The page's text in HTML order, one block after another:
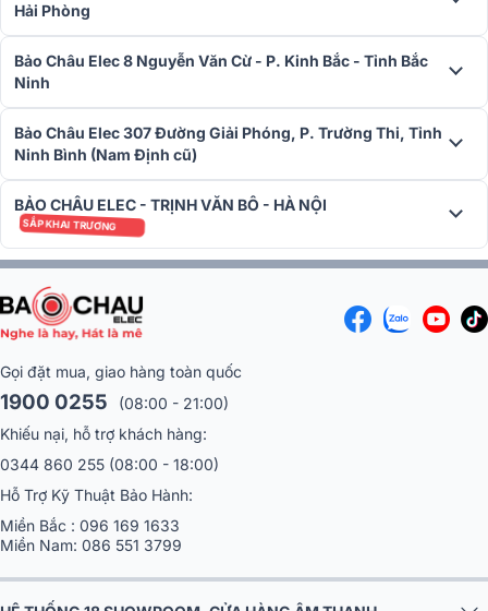
Mặt bên MC901 được trang trí với phù hiệu hãng McIntosh nhôm
đúc kiểu cổ điển. Hai núm chỉnh McIntosh cổ điển được đặt ở mặt
trước của khung thép không gỉ được đánh bóng phía trước.
Đèn nền LED trực tiếp chiếu sáng đồng hồ DualView, logo McIntosh
và chữ xanh trên bảng mặt trước bằng kính màu đen.
Hải Phòng
Bảo Châu Elec 8 Nguyễn Văn Cừ - P. Kinh Bắc - Tỉnh Bắc
Ninh
Bảo Châu Elec 307 Đường Giải Phóng, P. Trường Thi, Tỉnh
Ninh Bình (Nam Định cũ)
BẢO CHÂU ELEC - TRỊNH VĂN BÔ - HÀ NỘI
SẮP KHAI TRƯƠNG
Gọi đặt mua, giao hàng toàn quốc
1900 0255
(08:00 - 21:00)
Khiếu nại, hỗ trợ khách hàng:
0344 860 255 (08:00 - 18:00)
Hỗ Trợ Kỹ Thuật Bảo Hành:
Miền Bắc : 096 169 1633
Miền Nam: 086 551 3799